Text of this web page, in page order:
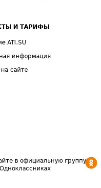
И ТАРИФЫ
ATI.SU
информация
сайте
в официальную группу